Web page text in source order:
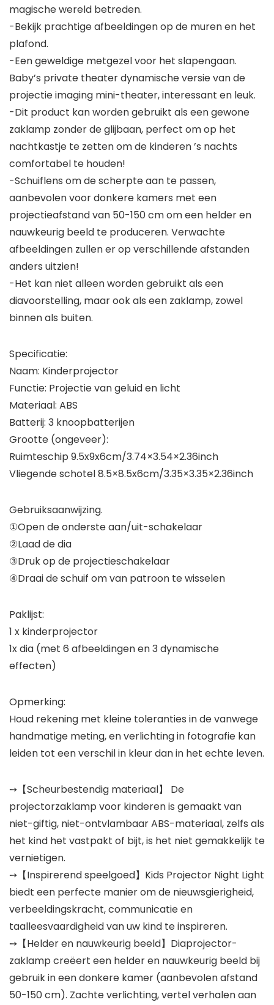
magische wereld betreden.
-Bekijk prachtige afbeeldingen op de muren en het
plafond.
-Een geweldige metgezel voor het slapengaan.
Baby’s private theater dynamische versie van de
projectie imaging mini-theater, interessant en leuk.
-Dit product kan worden gebruikt als een gewone
zaklamp zonder de glijbaan, perfect om op het
nachtkastje te zetten om de kinderen ’s nachts
comfortabel te houden!
-Schuiflens om de scherpte aan te passen,
aanbevolen voor donkere kamers met een
projectieafstand van 50-150 cm om een ​​helder en
nauwkeurig beeld te produceren. Verwachte
afbeeldingen zullen er op verschillende afstanden
anders uitzien!
-Het kan niet alleen worden gebruikt als een
diavoorstelling, maar ook als een zaklamp, zowel
binnen als buiten.
Specificatie:
Naam: Kinderprojector
Functie: Projectie van geluid en licht
Materiaal: ABS
Batterij: 3 knoopbatterijen
Grootte (ongeveer):
Ruimteschip 9.5x9x6cm/3.74×3.54×2.36inch
Vliegende schotel 8.5×8.5x6cm/3.35×3.35×2.36inch
Gebruiksaanwijzing.
①Open de onderste aan/uit-schakelaar
②Laad de dia
③Druk op de projectieschakelaar
④Draai de schuif om van patroon te wisselen
Paklijst:
1 x kinderprojector
1x dia (met 6 afbeeldingen en 3 dynamische
effecten)
Opmerking:
Houd rekening met kleine toleranties in de vanwege
handmatige meting, en verlichting in fotografie kan
leiden tot een verschil in kleur dan in het echte leven.
➙【Scheurbestendig materiaal】 De
projectorzaklamp voor kinderen is gemaakt van
niet-giftig, niet-ontvlambaar ABS-materiaal, zelfs als
het kind het vastpakt of bijt, is het niet gemakkelijk te
vernietigen.
➙【Inspirerend speelgoed】Kids Projector Night Light
biedt een perfecte manier om de nieuwsgierigheid,
verbeeldingskracht, communicatie en
taalleesvaardigheid van uw kind te inspireren.
➙【Helder en nauwkeurig beeld】Diaprojector-
zaklamp creëert een helder en nauwkeurig beeld bij
gebruik in een donkere kamer (aanbevolen afstand
50-150 cm). Zachte verlichting, vertel verhalen aan